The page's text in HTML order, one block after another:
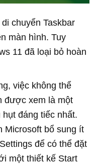
chuyển Taskbar
màn hình. Tuy
11 đã loại bỏ hoàn
việc không thể
được xem là một
đáng tiếc nhất.
Microsoft bổ sung ít
để có thể đặt
một thiết kế Start